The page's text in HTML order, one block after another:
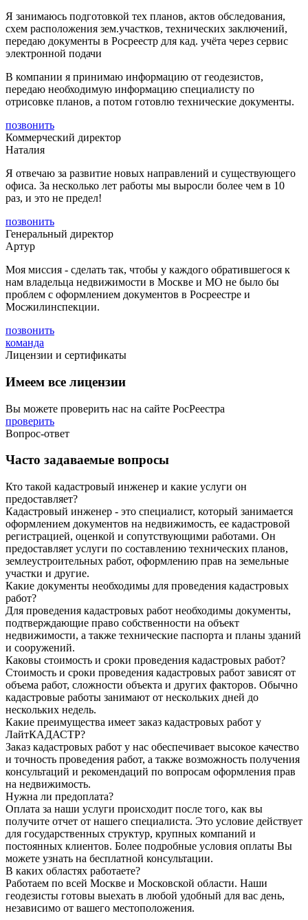
Я занимаюсь подготовкой тех планов, актов обследования,
схем расположения зем.участков, технических заключений,
передаю документы в Росреестр для кад. учёта через сервис
электронной подачи
В компании я принимаю информацию от геодезистов,
передаю необходимую информацию специалисту по
отрисовке планов, а потом готовлю технические документы.
позвонить
Коммерческий директор
Наталия
Я отвечаю за развитие новых направлений и существующего
офиса. За несколько лет работы мы выросли более чем в 10
раз, и это не предел!
позвонить
Генеральный директор
Артур
Моя миссия - сделать так, чтобы у каждого обратившегося к
нам владельца недвижимости в Москве и МО не было бы
проблем с оформлением документов в Росреестре и
Мосжилинспекции.
позвонить
команда
Лицензии и сертификаты
Имеем все лицензии
Вы можете проверить нас на сайте РосРеестра
проверить
Вопрос-ответ
Часто задаваемые вопросы
Кто такой кадастровый инженер и какие услуги он
предоставляет?
Кадастровый инженер - это специалист, который занимается
оформлением документов на недвижимость, ее кадастровой
регистрацией, оценкой и сопутствующими работами. Он
предоставляет услуги по составлению технических планов,
землеустроительных работ, оформлению прав на земельные
участки и другие.
Какие документы необходимы для проведения кадастровых
работ?
Для проведения кадастровых работ необходимы документы,
подтверждающие право собственности на объект
недвижимости, а также технические паспорта и планы зданий
и сооружений.
Каковы стоимость и сроки проведения кадастровых работ?
Стоимость и сроки проведения кадастровых работ зависят от
объема работ, сложности объекта и других факторов. Обычно
кадастровые работы занимают от нескольких дней до
нескольких недель.
Какие преимущества имеет заказ кадастровых работ у
ЛайтКАДАСТР?
Заказ кадастровых работ у нас обеспечивает высокое качество
и точность проведения работ, а также возможность получения
консультаций и рекомендаций по вопросам оформления прав
на недвижимость.
Нужна ли предоплата?
Оплата за наши услуги происходит после того, как вы
получите отчет от нашего специалиста. Это условие действует
для государственных структур, крупных компаний и
постоянных клиентов. Более подробные условия оплаты Вы
можете узнать на бесплатной консультации.
В каких областях работаете?
Работаем по всей Москве и Московской области. Наши
геодезисты готовы выехать в любой удобный для вас день,
независимо от вашего местоположения.